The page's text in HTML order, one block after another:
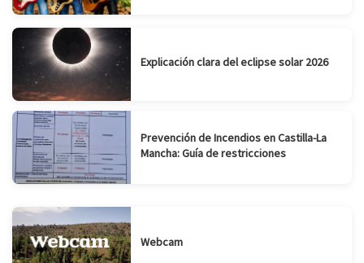
Explicación clara del eclipse solar 2026
Prevención de Incendios en Castilla-La
Mancha: Guía de restricciones
Webcam